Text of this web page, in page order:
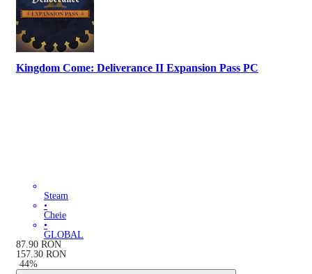
Kingdom Come: Deliverance II Expansion Pass PC
Steam
•
Cheie
•
GLOBAL
87.90 RON
157.30 RON
-44%